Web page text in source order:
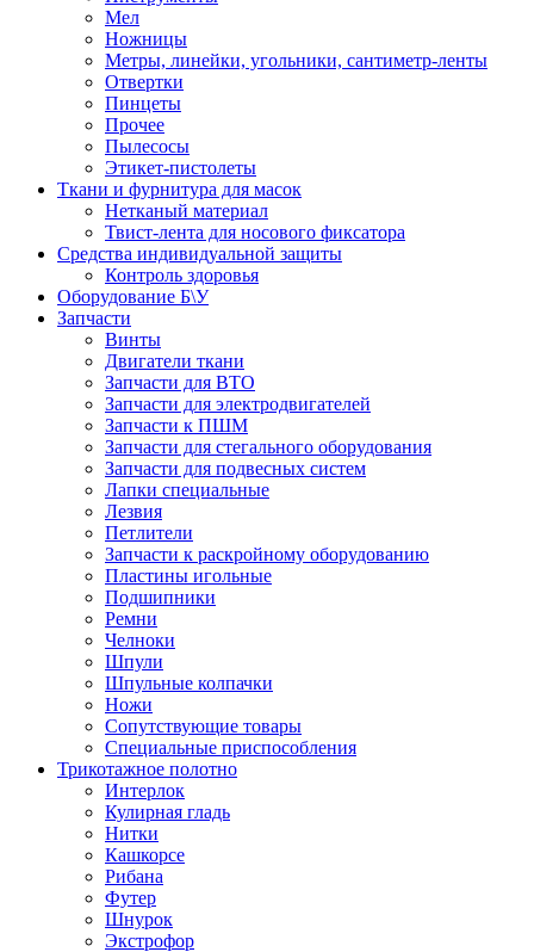
Мел
Ножницы
Метры, линейки, угольники, сантиметр-ленты
Отвертки
Пинцеты
Прочее
Пылесосы
Этикет-пистолеты
Ткани и фурнитура для масок
Нетканый материал
Твист-лента для носового фиксатора
Средства индивидуальной защиты
Контроль здоровья
Оборудование Б\У
Запчасти
Винты
Двигатели ткани
Запчасти для ВТО
Запчасти для электродвигателей
Запчасти к ПШМ
Запчасти для стегального оборудования
Запчасти для подвесных систем
Лапки специальные
Лезвия
Петлители
Запчасти к раскройному оборудованию
Пластины игольные
Подшипники
Ремни
Челноки
Шпули
Шпульные колпачки
Ножи
Сопутствующие товары
Специальные приспособления
Трикотажное полотно
Интерлок
Кулирная гладь
Нитки
Кашкорсе
Рибана
Футер
Шнурок
Экстрофор